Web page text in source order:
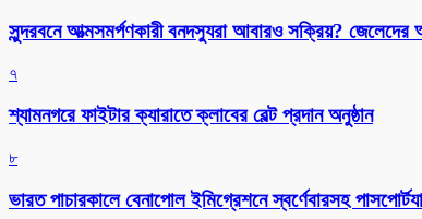
সুন্দরবনে আত্মসমর্পণকারী বনদস্যুরা আবারও সক্রিয়?
৭
শ্যামনগরে ফাইটার ক্যারাতে ক্লাবের বেল্ট প্রদান অনুষ্ঠান
৮
ভারত পাচারকালে বেনাপোল ইমিগ্রেশনে স্বর্ণেবারসহ